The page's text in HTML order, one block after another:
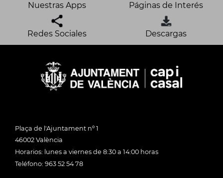
Nuestras Apps Páginas de Interés
Redes Sociales Descargas
Plaça de l'Ajuntament nº 1
46002 València
Horarios: lunes a viernes de 8:30 a 14:00 horas
Teléfono: 963 52 54 78